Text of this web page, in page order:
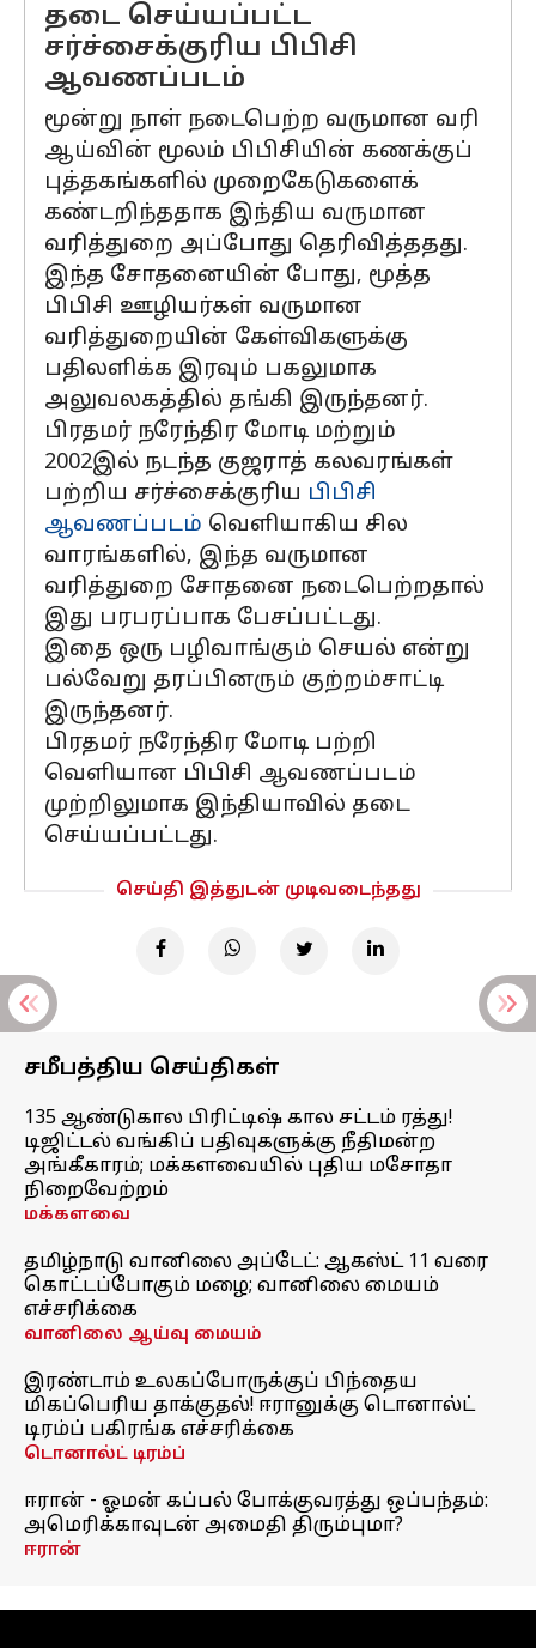
தடை செய்யப்பட்ட
சர்ச்சைக்குரிய பிபிசி
ஆவணப்படம்
மூன்று நாள் நடைபெற்ற வருமான வரி
ஆய்வின் மூலம் பிபிசியின் கணக்குப்
புத்தகங்களில் முறைகேடுகளைக்
கண்டறிந்ததாக இந்திய வருமான
வரித்துறை அப்போது தெரிவித்ததது.
இந்த சோதனையின் போது, ​​மூத்த
பிபிசி ஊழியர்கள் வருமான
வரித்துறையின் கேள்விகளுக்கு
பதிலளிக்க இரவும் பகலுமாக
அலுவலகத்தில் தங்கி இருந்தனர்.
பிரதமர் நரேந்திர மோடி மற்றும்
2002இல் நடந்த குஜராத் கலவரங்கள்
பற்றிய சர்ச்சைக்குரிய பிபிசி
ஆவணப்படம் வெளியாகிய சில
வாரங்களில், இந்த வருமான
வரித்துறை சோதனை நடைபெற்றதால்
இது பரபரப்பாக பேசப்பட்டது.
இதை ஒரு பழிவாங்கும் செயல் என்று
பல்வேறு தரப்பினரும் குற்றம்சாட்டி
இருந்தனர்.
பிரதமர் நரேந்திர மோடி பற்றி
வெளியான பிபிசி ஆவணப்படம்
முற்றிலுமாக இந்தியாவில் தடை
செய்யப்பட்டது.
செய்தி இத்துடன் முடிவடைந்தது
சமீபத்திய செய்திகள்
135 ஆண்டுகால பிரிட்டிஷ் கால சட்டம் ரத்து!
டிஜிட்டல் வங்கிப் பதிவுகளுக்கு நீதிமன்ற
அங்கீகாரம்; மக்களவையில் புதிய மசோதா
நிறைவேற்றம்
மக்களவை
தமிழ்நாடு வானிலை அப்டேட்: ஆகஸ்ட் 11 வரை
கொட்டப்போகும் மழை; வானிலை மையம்
எச்சரிக்கை
வானிலை ஆய்வு மையம்
இரண்டாம் உலகப்போருக்குப் பிந்தைய
மிகப்பெரிய தாக்குதல்! ஈரானுக்கு டொனால்ட்
டிரம்ப் பகிரங்க எச்சரிக்கை
டொனால்ட் டிரம்ப்
ஈரான் - ஓமன் கப்பல் போக்குவரத்து ஒப்பந்தம்:
அமெரிக்காவுடன் அமைதி திரும்புமா?
ஈரான்